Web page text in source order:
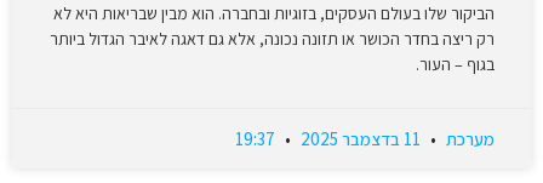
הביקור שלו בעולם העסקים, בזוגיות ובחברה. הוא מבין שבריאות היא לא
רק ריצה בחדר הכושר או תזונה נכונה, אלא גם דאגה לאיבר הגדול ביותר
בגוף – העור.
מערכת